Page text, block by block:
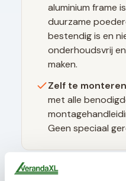
aluminium frame
duurzame
bestendig is en
onderhoudsvrij
maken.
Zelf te monteren
met alle
Geen speciaal